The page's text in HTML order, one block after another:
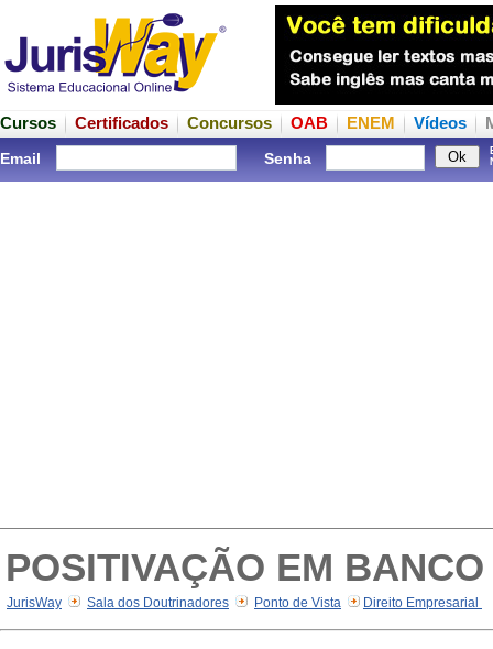
Cursos Certificados Concursos OAB ENEM Vídeos
Email Senha
POSITIVAÇÃO EM
JurisWay Sala dos Doutrinadores Ponto de Vista Direito Empresarial